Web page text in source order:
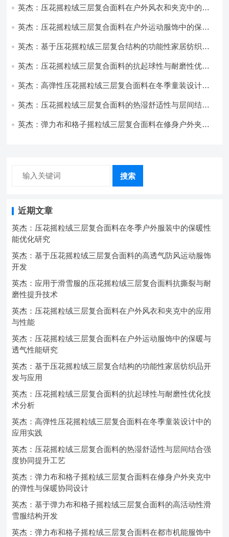
英杰：压花摇粒绒三层复合面料在户外风衣和夹克中的应
英杰：压花摇粒绒三层复合面料在户外运动服饰中的保暖
英杰：基于压花摇粒绒三层复合结构的功能性家居纺织品
英杰：压花摇粒绒三层复合面料的抗起球性与耐磨性优化
英杰：高弹性压花摇粒绒三层复合面料在冬季童装设计中
英杰：压花摇粒绒三层复合面料的热湿舒适性与层间结合
英杰：弹力布和格子摇粒绒三层复合面料在修身户外夹克
搜索
近期文章
英杰：压花摇粒绒三层复合面料在冬季户外服装中的保暖性
能优化研究
英杰：基于压花摇粒绒三层复合面料的高透气防风运动服饰
开发
英杰：应用于滑雪服的压花摇粒绒三层复合面料抗撕裂与耐
磨性提升技术
英杰：压花摇粒绒三层复合面料在户外风衣和夹克中的应用
与性能
英杰：压花摇粒绒三层复合面料在户外运动服饰中的保暖与
透气性能研究
英杰：基于压花摇粒绒三层复合结构的功能性家居纺织品开
发与应用
英杰：压花摇粒绒三层复合面料的抗起球性与耐磨性优化技
术分析
英杰：高弹性压花摇粒绒三层复合面料在冬季童装设计中的
应用实践
英杰：压花摇粒绒三层复合面料的热湿舒适性与层间结合强
度协同提升工艺
英杰：弹力布和格子摇粒绒三层复合面料在修身户外夹克中
的弹性与保暖协同设计
英杰：基于弹力布和格子摇粒绒三层复合面料的高活动性滑
雪服结构开发
英杰：弹力布和格子摇粒绒三层复合面料在都市机能服饰中